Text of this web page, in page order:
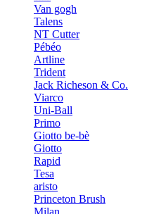
Van gogh
Talens
NT Cutter
Pébéo
Artline
Trident
Jack Richeson & Co.
Viarco
Uni-Ball
Primo
Giotto be-bè
Giotto
Rapid
Tesa
aristo
Princeton Brush
Milan